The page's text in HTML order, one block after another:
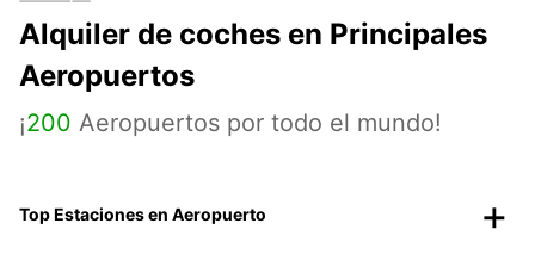
Alquiler de coches en Principales
Aeropuertos
¡200 Aeropuertos por todo el mundo!
Top Estaciones en Aeropuerto